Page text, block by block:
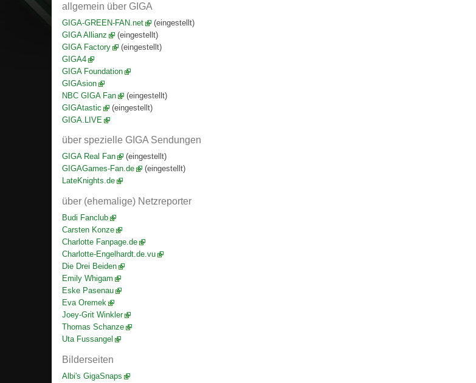
allgemein über GIGA
GIGA-GREEN-FAN.net
(eingestellt)
GIGA Allianz
(eingestellt)
GIGA Factory
(eingestellt)
GIGA4
GIGA Foundation
GIGAsion
NBC GIGA Fan
(eingestellt)
GIGAtastic
(eingestellt)
GIGA.LIVE
über spezielle GIGA Sendungen
GIGA Real Fan
(eingestellt)
GIGAGames-Fan.de
(eingestellt)
LateKnights.de
über (ehemalige) Netzreporter
Budi Fanclub
Carsten Konze
Charlotte Fanpage.de
Charlotte-Engelhardt.de.vu
Die Drei Beiden
Emily Whigam
Eske Pasenau
Eva Oremek
Joey-Grit Winkler
Thomas Schanze
Uta Fussangel
Bilderseiten
Albi's GigaSnaps